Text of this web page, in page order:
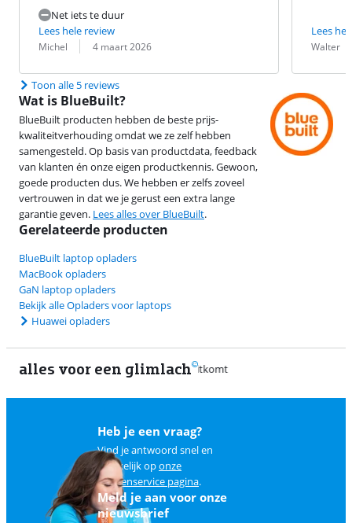
Net iets te duur
Lees hele review
Beoordeling door:
Michel
Datum: 4 maart 2026
Lees
Walter
Datum:
Toon alle 5 reviews
Wat is BlueBuilt?
BlueBuilt producten hebben de beste prijs-
kwaliteitverhouding omdat we ze zelf hebben
samengesteld. Op basis van productdata, feedback
van klanten én onze eigen productkennis. Gewoon,
goede producten dus. We hebben er zelfs zoveel
vertrouwen in dat we je gerust een extra lange
garantie geven. Lees alles over BlueBuilt.
Gerelateerde producten
BlueBuilt laptop opladers
MacBook opladers
GaN laptop opladers
Bekijk alle Opladers voor laptops
Huawei opladers
alles voor een glimlach
Heb je een vraag?
Vind je antwoord snel en
makkelijk oponze
klantenservice pagina.
Meld je aan voor onze
nieuwsbrief